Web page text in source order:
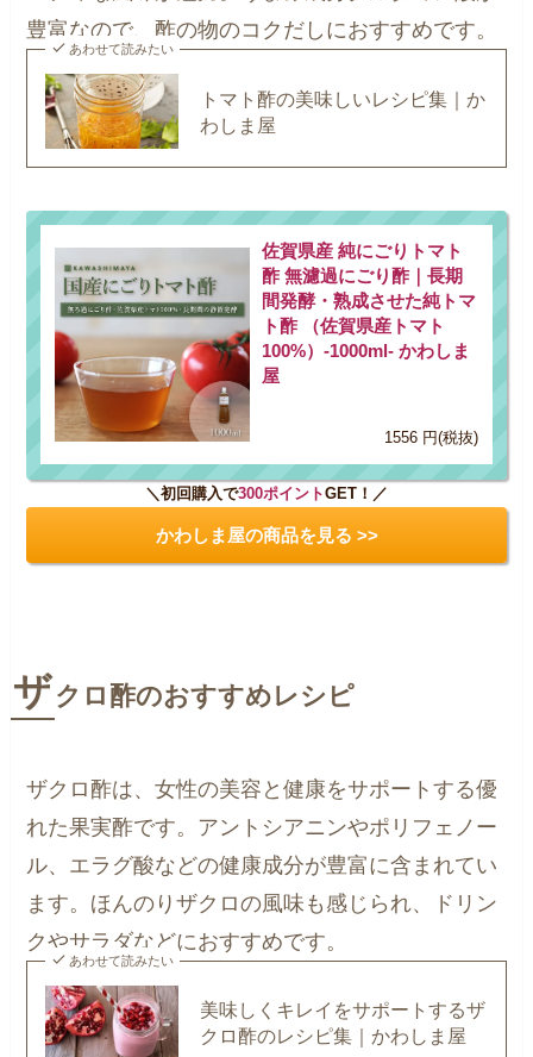
豊富なので、酢の物のコクだしにおすすめです。
あわせて読みたい
トマト酢の美味しいレシピ集｜か
わしま屋
佐賀県産 純にごりトマト
酢 無濾過にごり酢｜長期
間発酵・熟成させた純トマ
ト酢 （佐賀県産トマト
100%）-1000ml- かわしま
屋
1556 円(税抜)
＼初回購入で300ポイントGET！／
かわしま屋の商品を見る >>
ザクロ酢のおすすめレシピ
ザクロ酢は、女性の美容と健康をサポートする優
れた果実酢です。アントシアニンやポリフェノー
ル、エラグ酸などの健康成分が豊富に含まれてい
ます。ほんのりザクロの風味も感じられ、ドリン
クやサラダなどにおすすめです。
あわせて読みたい
美味しくキレイをサポートするザ
クロ酢のレシピ集｜かわしま屋